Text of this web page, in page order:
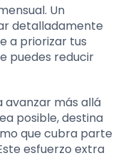
Un
detalladamente
a priorizar tus
puedes reducir
avanzar más allá
posible, destina
que cubra parte
esfuerzo extra